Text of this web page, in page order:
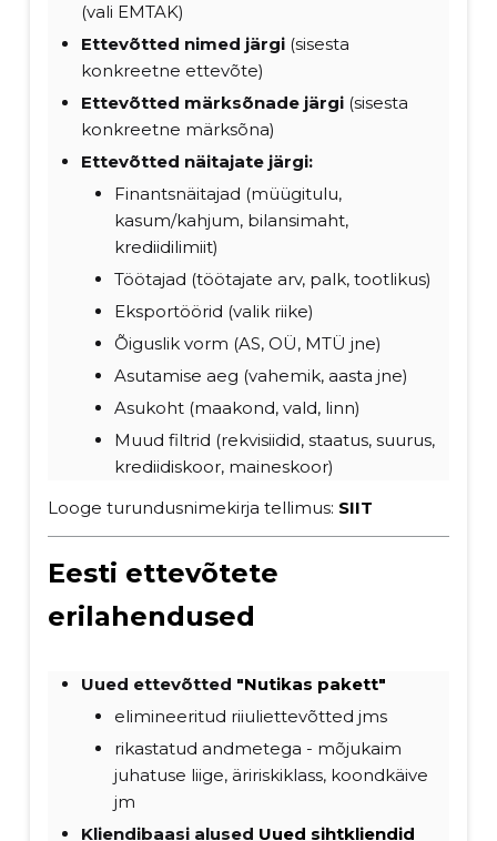
(vali EMTAK)
Ettevõtted nimed järgi (sisesta
konkreetne ettevõte)
Ettevõtted märksõnade järgi (sisesta
konkreetne märksõna)
Ettevõtted näitajate järgi:
Finantsnäitajad (müügitulu,
kasum/kahjum, bilansimaht,
krediidilimiit)
Töötajad (töötajate arv, palk, tootlikus)
Eksportöörid (valik riike)
Õiguslik vorm (AS, OÜ, MTÜ jne)
Asutamise aeg (vahemik, aasta jne)
Asukoht (maakond, vald, linn)
Muud filtrid (rekvisiidid, staatus, suurus,
krediidiskoor, maineskoor)
Looge turundusnimekirja tellimus: SIIT
Eesti ettevõtete
erilahendused
Uued ettevõtted "Nutikas pakett"
elimineeritud riiuliettevõtted jms
rikastatud andmetega - mõjukaim
juhatuse liige, äririskiklass, koondkäive
jm
Kliendibaasi alused Uued sihtkliendid